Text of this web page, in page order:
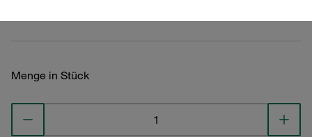
Menge in Stück